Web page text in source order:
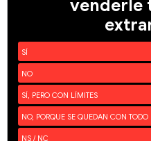
venderle
SÍ
NO
SÍ, PERO CON LÍMITES
NO, PORQUE SE QUEDAN CON TODO
NS / NC